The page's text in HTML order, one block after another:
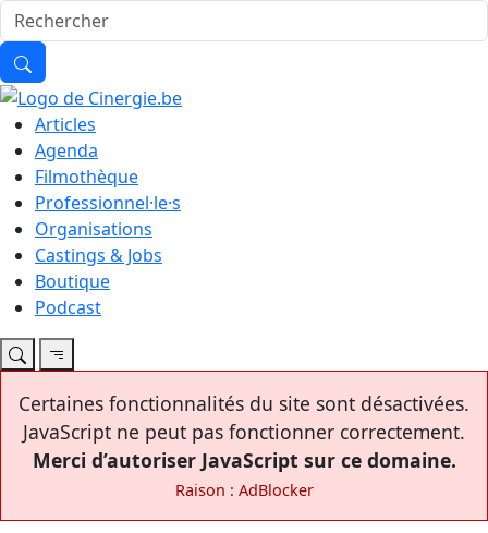
Articles
Agenda
Filmothèque
Professionnel·le·s
Organisations
Castings & Jobs
Boutique
Podcast
Certaines fonctionnalités du site sont désactivées.
JavaScript ne peut pas fonctionner correctement.
Merci d’autoriser JavaScript sur ce domaine.
Raison : AdBlocker